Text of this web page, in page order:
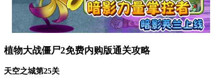
植物大战僵尸2免费内购版通关攻略
天空之城第25关